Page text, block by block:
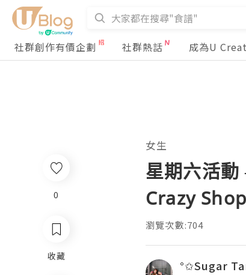
社群創作有價企劃 社群熱話 成為U
女生
星期六活
Crazy Shop
瀏覽次數:704
°✩Sugar
0
收藏